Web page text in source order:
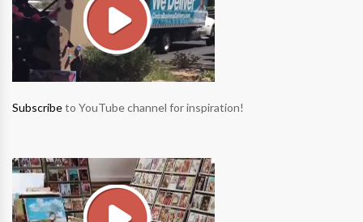
Subscribeto YouTube channel for inspiration!